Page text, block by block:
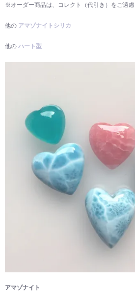
※オーダー商品は、コレクト（代引き）をご遠慮
他の アマゾナイトシリカ
他の ハート型
アマゾナイト